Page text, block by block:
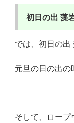
初日の出 藻
では、初日の出
元旦の日の出の
そして、ロープ